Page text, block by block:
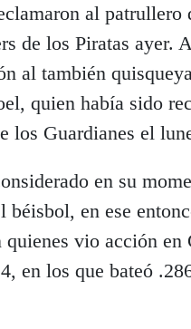
al
de los Piratas ayer.
al también
quien había sido
los Guardianes el
en su
béisbol, en ese
quienes vio acción en
en los que bateó